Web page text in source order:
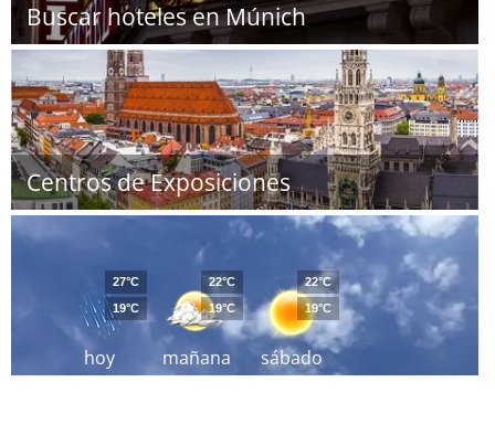
Buscar hoteles en Múnich
Centros de Exposiciones
hoy
27°C
19°C
mañana
22°C
19°C
sábado
22°C
19°C